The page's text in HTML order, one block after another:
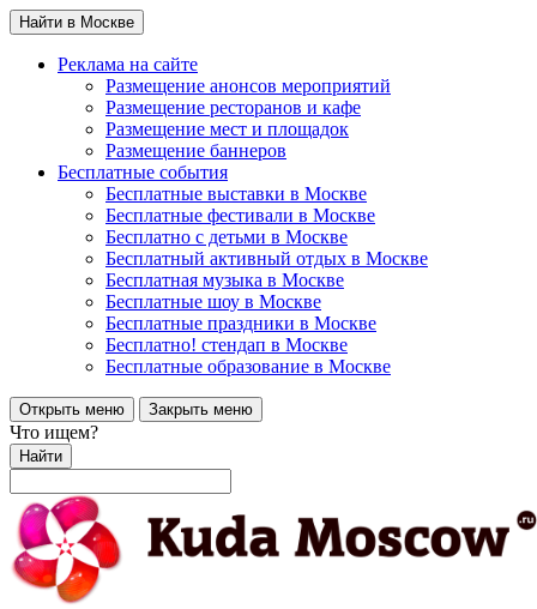
Найти в Москве
Реклама на сайте
Размещение анонсов мероприятий
Размещение ресторанов и кафе
Размещение мест и площадок
Размещение баннеров
Бесплатные события
Бесплатные выставки в Москве
Бесплатные фестивали в Москве
Бесплатно с детьми в Москве
Бесплатный активный отдых в Москве
Бесплатная музыка в Москве
Бесплатные шоу в Москве
Бесплатные праздники в Москве
Бесплатно! стендап в Москве
Бесплатные образование в Москве
Открыть меню Закрыть меню
Что ищем?
Найти